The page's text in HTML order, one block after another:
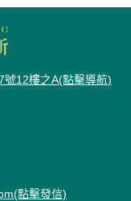
號12樓之A(點擊導航)
點擊發信)